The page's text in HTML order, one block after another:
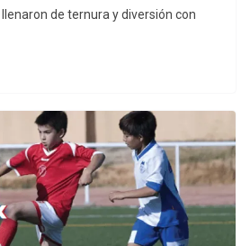
de ternura y diversión con